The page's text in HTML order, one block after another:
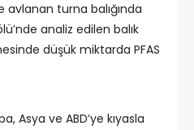
avlanan turna balığında
analiz edilen balık
düşük miktarda PFAS
Asya ve ABD’ye kıyasla